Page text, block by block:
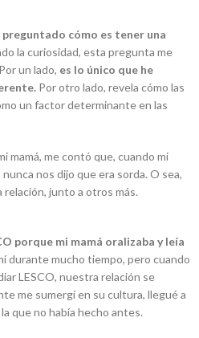
cómo es tener una
la curiosidad, esta pregunta me
un lado, es lo único que he
Por otro lado, revela cómo las
un factor determinante en las
mamá, me contó que, cuando mi
nos dijo que era sorda. O sea,
junto a otros más.
porque mi mamá oralizaba y leía
durante mucho tiempo, pero cuando
LESCO, nuestra relación se
me sumergí en su cultura, llegué a
que no había hecho antes.